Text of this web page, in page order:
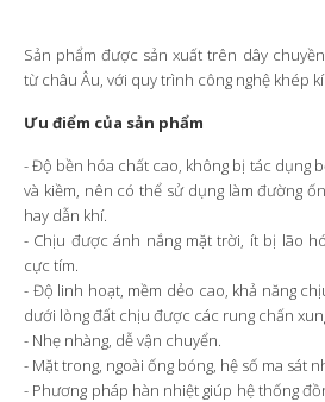
Sản phẩm được sản xuất trên dây
từ châu Âu, với quy trình công nghệ khép
Ưu điểm của sản phẩm
- Độ bền hóa chất cao, không bị tác dụng
và kiềm, nên có thể sử dụng làm đường
hay dẫn khí.
- Chịu được ánh nắng mặt trời, ít bị lão
cực tím.
- Độ linh hoạt, mềm dẻo cao, khả năng
dưới lòng đất chịu được các rung chấn
- Nhẹ nhàng, dễ vận chuyển.
- Mặt trong, ngoài ống bóng, hệ số ma sát
- Phương pháp hàn nhiệt giúp hệ thống